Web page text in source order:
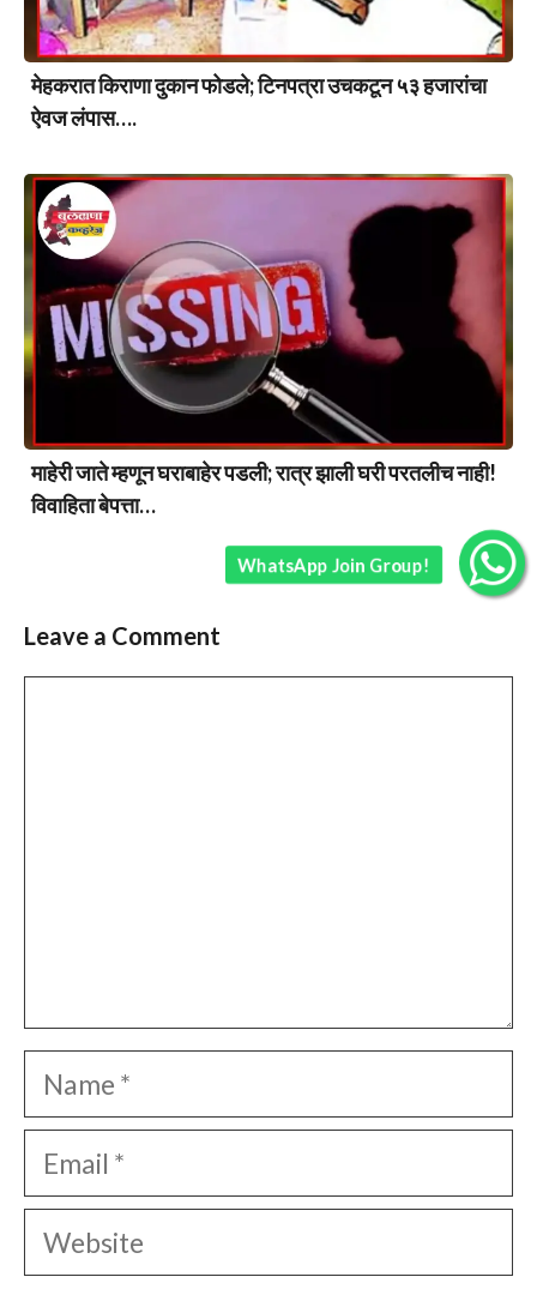
मेहकरात किराणा दुकान फोडले; टिनपत्रा उचकटून ५३ हजारांचा
ऐवज लंपास….
माहेरी जाते म्हणून घराबाहेर पडली; रात्र झाली घरी परतलीच नाही!
विवाहिता बेपत्ता…
Leave a Comment
Name
Email
Website
WhatsApp Join Group!